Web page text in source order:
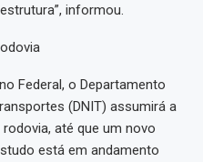
informou.
Federal, o Departamento
(DNIT) assumirá a
até que um novo
está em andamento